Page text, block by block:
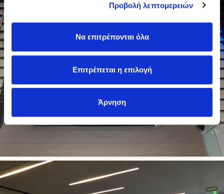
Προβολή λεπτομερειών
Να επιτρέπονται όλα
Επιτρέπεται η επιλογή
Άρνηση